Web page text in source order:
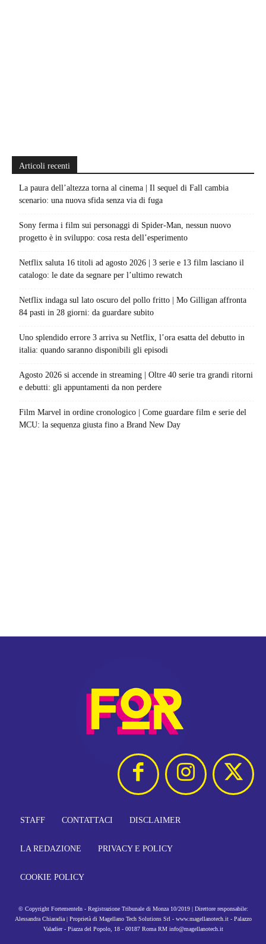
Articoli recenti
La paura dell’altezza torna al cinema | Il sequel di Fall cambia
scenario: una nuova sfida senza via di fuga
Sony ferma i film sui personaggi di Spider-Man, nessun nuovo
progetto è in sviluppo: cosa resta dell’esperimento
Netflix saluta 16 titoli ad agosto 2026 | 3 serie e 13 film lasciano il
catalogo: le date da segnare per l’ultimo rewatch
Netflix indaga sul lato oscuro del pollo fritto | Mo Gilligan affronta
84 pasti in 28 giorni: da guardare subito
Uno splendido errore 3 arriva su Netflix, l’ora esatta del debutto in
italia: quando saranno disponibili gli episodi
Agosto 2026 si accende in streaming | Oltre 40 serie tra grandi ritorni
e debutti: gli appuntamenti da non perdere
Film Marvel in ordine cronologico | Come guardare film e serie del
MCU: la sequenza giusta fino a Brand New Day
STAFF CONTATTACI DISCLAIMER
LA REDAZIONE PRIVACY E POLICY
COOKIE POLICY
© Copyright FortementeIn - Registrazione Tribunale di Monza 10/2019 | Direttore responsabile:
Alessandra Chiaradia | Proprietà di Magellano Tech Solutions Srl - www.magellanotech.it - Palazzo
Valadier - Piazza del Popolo, 18 - 00187 Roma RM info@magellanotech.it